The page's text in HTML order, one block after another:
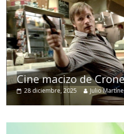
Cine macizo de
28 diciembre, 2025 Julio